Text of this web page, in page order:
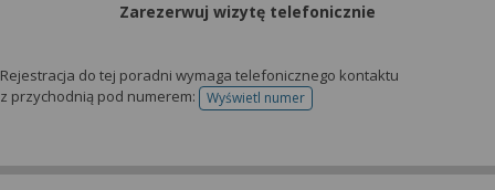
Zarezerwuj wizytę telefonicznie
Rejestracja do tej poradni wymaga telefonicznego kontaktu
z przychodnią pod numerem:
Wyświetl numertelefonu do rejestracji